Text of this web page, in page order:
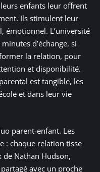
enfants leur offrent
Ils stimulent leur
émotionnel. L’université
d’échange, si
la relation, pour
et disponibilité.
est tangible, les
et dans leur vie
parent-enfant. Les
: chaque relation tisse
Nathan Hudson,
avec un proche